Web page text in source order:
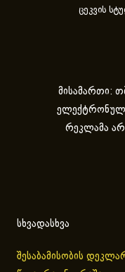
ცეკვის
მისამართი:
რეკლამა
სხვადასხვა
შესაბამისობის